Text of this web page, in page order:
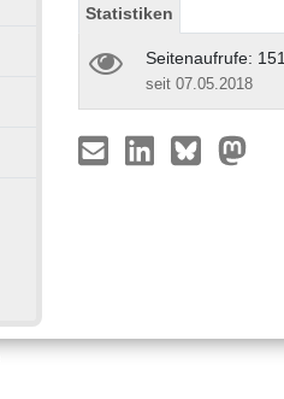
Statistiken
Seitenaufrufe: 151
seit 07.05.2018